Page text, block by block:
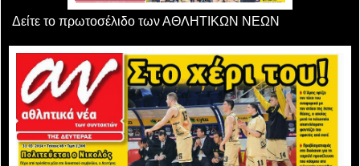
Δείτε το πρωτοσέλιδο των ΑΘΛΗΤΙΚΩΝ ΝΕΩΝ